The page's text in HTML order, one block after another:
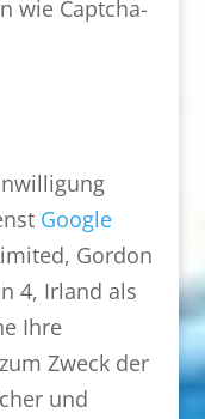
wie Captcha-
Google
Gordon
4, Irland als
Ihre
Zweck der
und